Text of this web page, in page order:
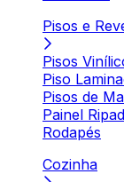
Pisos e
Pisos
Piso
Pisos de
Painel
Rodapés
Cozinha